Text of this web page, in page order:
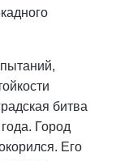
битва
Город
Его